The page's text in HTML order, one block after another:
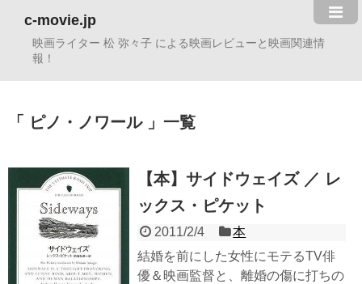
c-movie.jp
映画ライター 松 弥々子 による映画レビューと映画関連情
報！
ピノ・ノワール 一覧
【本】サイドウェイズ ／ レ
ックス・ピケット
2011/2/4
本
結婚を前にした女性にモテるTV俳
優＆映画監督と、離婚の傷に打ちの